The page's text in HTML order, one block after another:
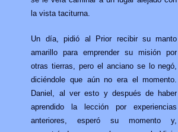
la vista taciturna.
Un día, pidió al Prior recibir su manto
amarillo para emprender su misión por
otras tierras, pero el anciano se lo negó,
diciéndole que aún no era el momento.
Daniel, al ver esto y después de haber
aprendido la lección por experiencias
anteriores, esperó su momento y,